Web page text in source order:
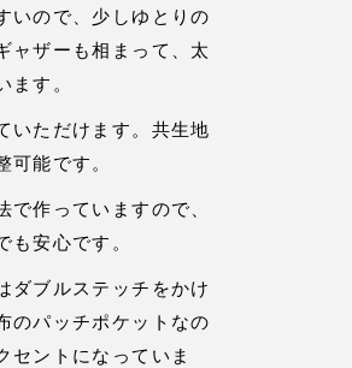
いので、少しゆとりの
ャザーも相まって、太
ます。
いただけます。共生地
可能です。
作っていますので、
も安心です。
ダブルステッチをかけ
のパッチポケットなの
セントになっていま